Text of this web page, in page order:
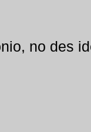
no des